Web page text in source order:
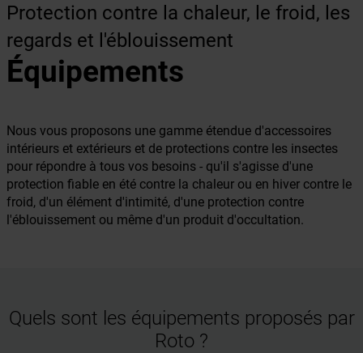
Protection contre la chaleur, le froid, les
regards et l'éblouissement
Équipements
Nous vous proposons une gamme étendue d'accessoires
intérieurs et extérieurs et de protections contre les insectes
pour répondre à tous vos besoins - qu'il s'agisse d'une
protection fiable en été contre la chaleur ou en hiver contre le
froid, d'un élément d'intimité, d'une protection contre
l'éblouissement ou même d'un produit d'occultation.
Quels sont les équipements proposés par
Roto ?